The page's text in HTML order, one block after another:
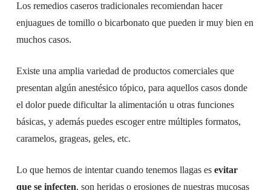
Los remedios caseros tradicionales recomiendan hacer
enjuagues de tomillo o bicarbonato que pueden ir muy bien en
muchos casos.
Existe una amplia variedad de productos comerciales que
presentan algún anestésico tópico, para aquellos casos donde
el dolor puede dificultar la alimentación u otras funciones
básicas, y además puedes escoger entre múltiples formatos,
caramelos, grageas, geles, etc.
Lo que hemos de intentar cuando tenemos llagas es evitar
que se infecten, son heridas o erosiones de nuestras mucosas